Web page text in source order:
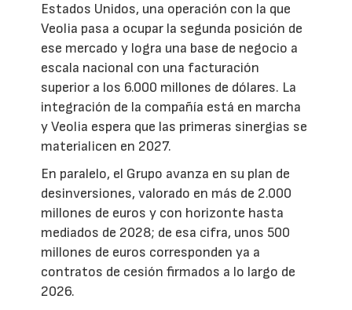
Estados Unidos, una operación con la que
Veolia pasa a ocupar la segunda posición de
ese mercado y logra una base de negocio a
escala nacional con una facturación
superior a los 6.000 millones de dólares. La
integración de la compañía está en marcha
y Veolia espera que las primeras sinergias se
materialicen en 2027.
En paralelo, el Grupo avanza en su plan de
desinversiones, valorado en más de 2.000
millones de euros y con horizonte hasta
mediados de 2028; de esa cifra, unos 500
millones de euros corresponden ya a
contratos de cesión firmados a lo largo de
2026.